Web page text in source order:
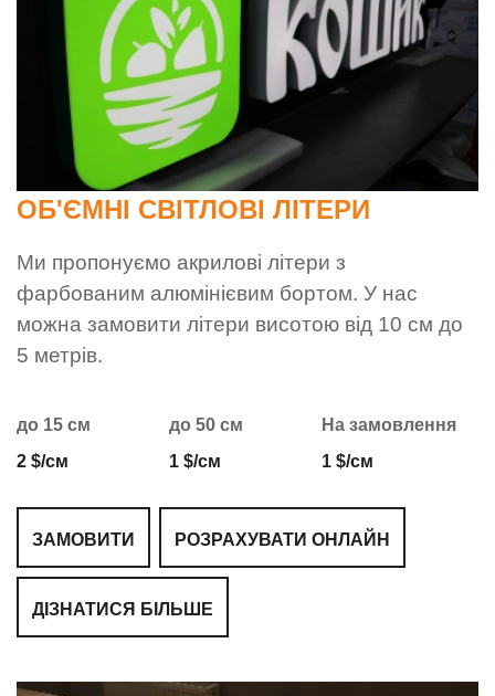
ОБ'ЄМНІ СВІТЛОВІ ЛІТЕРИ
Ми пропонуємо акрилові літери з
фарбованим алюмінієвим бортом. У нас
можна замовити літери висотою від 10 см до
5 метрів.
до 15 см
2 $/см
до 50 см
1 $/см
На замовлення
1 $/см
ЗАМОВИТИ РОЗРАХУВАТИ ОНЛАЙН
ДІЗНАТИСЯ БІЛЬШЕ